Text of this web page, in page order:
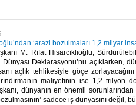
‘arazi bozulmaları 1,2 milyar
M. Rifat Hisarcıklıoğlu,
Deklarasyonu’nu açıklarken,
açlık tehlikesiyle göçe
maliyetinin ise 1,2 trilyon
dünyanın en önemli
sadece iş dünyasını değil,